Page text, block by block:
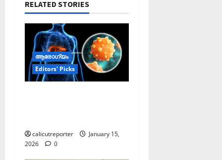
RELATED STORIES
ആരോഗ്യം
Editors' Picks
calicutreporter
January 15,
2026
0